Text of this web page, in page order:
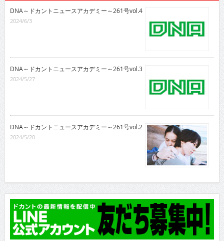
DNA～ドカントニュースアカデミー～261号vol.4
2024/6/3
DNA～ドカントニュースアカデミー～261号vol.3
2024/5/27
DNA～ドカントニュースアカデミー～261号vol.2
2024/5/20